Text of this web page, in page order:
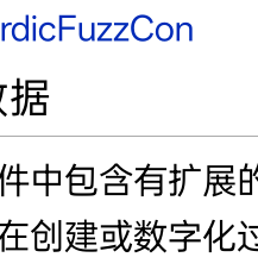
中包含有扩展
创建或数字化